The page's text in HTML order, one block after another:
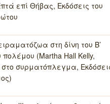
επί Θήβας, Εκδόσεις του
στη δίνη του Β’
(Martha Hall Kelly,
συρματόπλεγμα,